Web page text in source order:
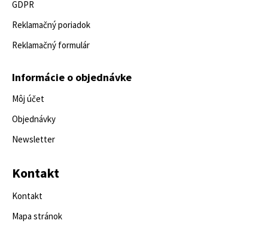
GDPR
Reklamačný poriadok
Reklamačný formulár
Informácie o objednávke
Môj účet
Objednávky
Newsletter
Kontakt
Kontakt
Mapa stránok